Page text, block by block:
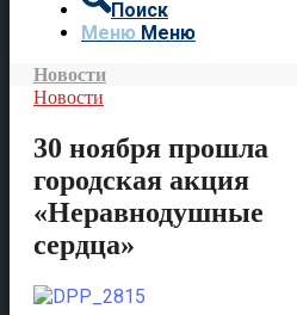
Поиск
Меню Меню
Новости
Новости
30 ноября прошла
городская акция
«Неравнодушные
сердца»